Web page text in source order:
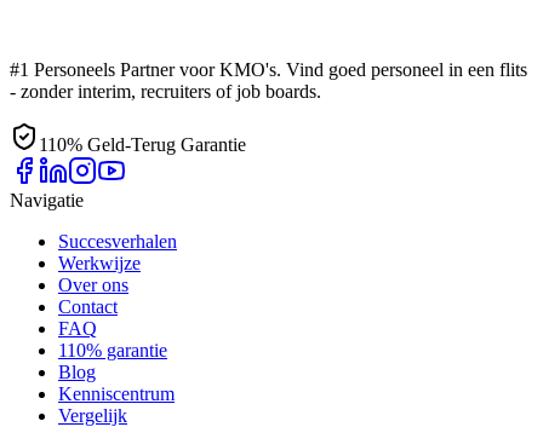
#1 Personeels Partner voor KMO's. Vind goed personeel in een flits
- zonder interim, recruiters of job boards.
110% Geld-Terug Garantie
Navigatie
Succesverhalen
Werkwijze
Over ons
Contact
FAQ
110% garantie
Blog
Kenniscentrum
Vergelijk